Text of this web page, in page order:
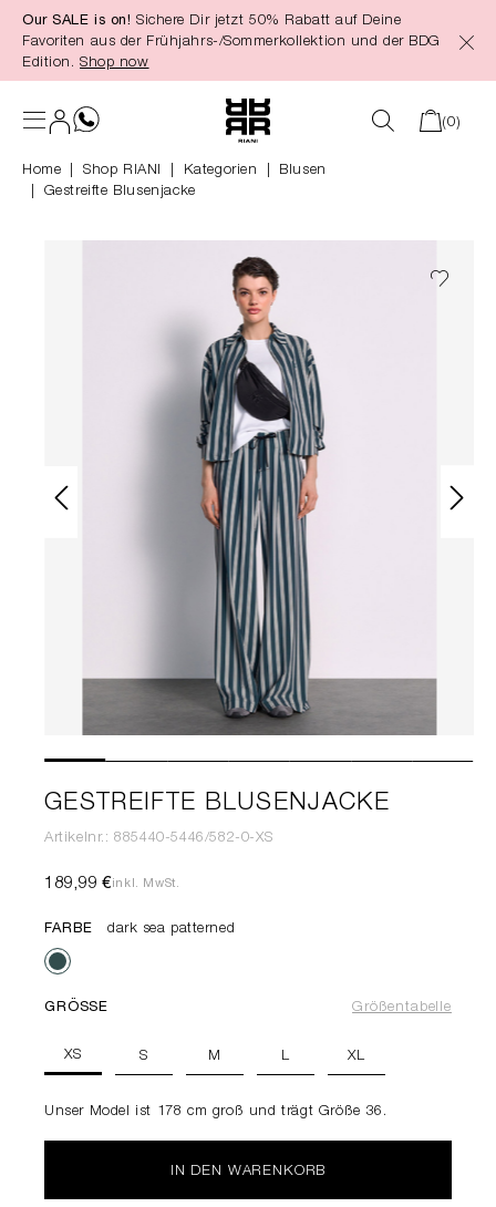
springen
Our SALE is on! Sichere Dir jetzt 50% Rabatt auf Deine
Favoriten aus der Frühjahrs-/Sommerkollektion und der BDG
Edition. Shop now
(0)
Home Shop RIANI Kategorien
Blusen
Gestreifte Blusenjacke
GESTREIFTE BLUSENJACKE
Artikelnr.: 885440-5446/582-0-XS
189,99 €inkl. MwSt.
FARBE dark sea patterned
GRÖSSE Größentabelle
XS S M L XL
Unser Model ist 178 cm groß und trägt Größe 36.
IN DEN WARENKORB